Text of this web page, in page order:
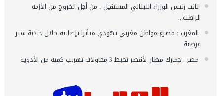
نائب رئيس الوزراء اللبناني المستقيل : من أجل الخروج من الأزمة
الراهنة...
المغرب : مصرع مواطن مغربي يهودي متأثرا بإصابته خلال حادثة سير
عرضية
مصر : جمارك مطار الأقصر تحبط 3 محاولات تهريب كمية من الأدوية